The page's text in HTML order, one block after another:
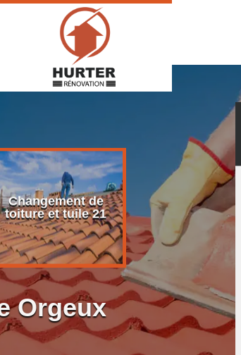
Changement de
toiture et tuile 21
Rénovation de
toiture 21
Orgeux